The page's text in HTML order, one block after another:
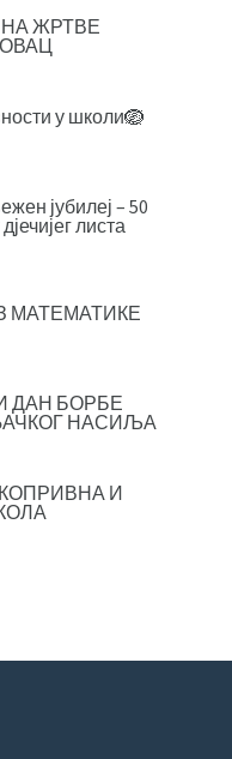
ЖРТВЕ
у школи🪺
јубилеј – 50
листа
МАТЕМАТИКЕ
ДАН БОРБЕ
НАСИЉА
И